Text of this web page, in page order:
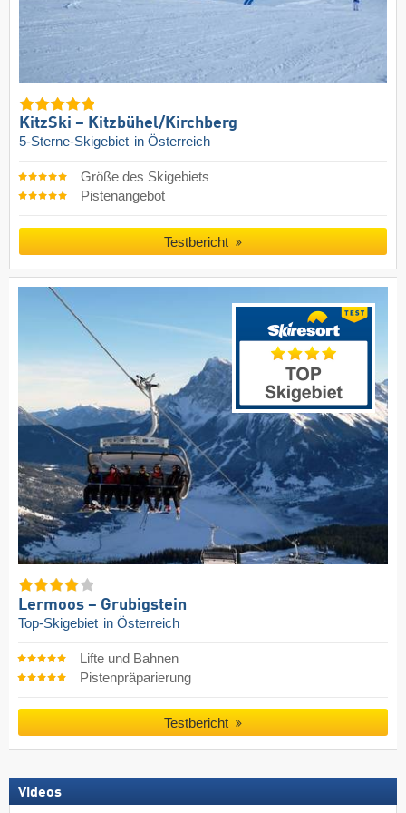
KitzSki – Kitzbühel/​Kirchberg
5-Sterne-Skigebiet in Österreich
Größe des Skigebiets
Pistenangebot
Testbericht
Lermoos – Grubigstein
Top-Skigebiet in Österreich
Lifte und Bahnen
Pistenpräparierung
Testbericht
Videos